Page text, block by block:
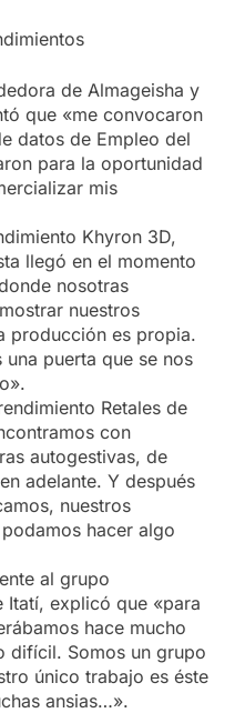
de Almageisha y
que «me convocaron
datos de Empleo del
para la oportunidad
mis
Khyron 3D,
llegó en el momento
nosotras
nuestros
producción es propia.
puerta que se nos
Retales de
con
autogestivas, de
adelante. Y después
nuestros
hacer algo
al grupo
Itatí, explicó que «para
hace mucho
difícil. Somos un grupo
único trabajo es éste
ansias…».